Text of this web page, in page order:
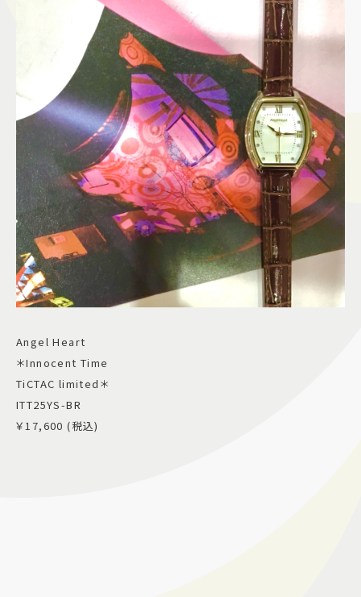
Angel Heart
＊Innocent Time
TiCTAC limited＊
ITT25YS-BR
￥17,600 (税込)